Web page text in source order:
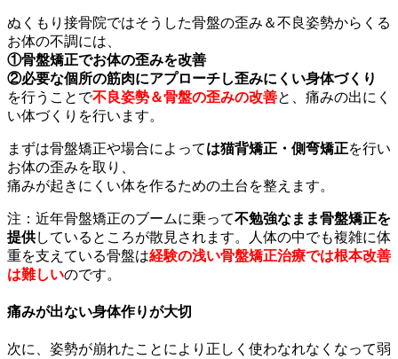
ぬくもり接骨院ではそうした骨盤の歪み＆不良姿勢からくる
お体の不調には、
①骨盤矯正でお体の歪みを改善
②必要な個所の筋肉にアプローチし歪みにくい身体づくり
を行うことで不良姿勢＆骨盤の歪みの改善と、痛みの出にく
い体づくりを行います。
まずは骨盤矯正や場合によっては猫背矯正・側弯矯正を行い
お体の歪みを取り、
痛みが起きにくい体を作るための土台を整えます。
注：近年骨盤矯正のブームに乗って不勉強なまま骨盤矯正を
提供しているところが散見されます。人体の中でも複雑に体
重を支えている骨盤は経験の浅い骨盤矯正治療では根本改善
は難しいのです。
痛みが出ない身体作りが大切
次に、姿勢が崩れたことにより正しく使わなれなくなって弱